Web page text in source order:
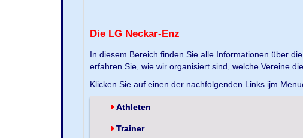
Die LG Neckar-Enz
In diesem Bereich finden Sie alle Informationen über
erfahren Sie, wie wir organisiert sind, welche Vereine
Klicken Sie auf einen der nachfolgenden Links ijm
Athleten
Trainer